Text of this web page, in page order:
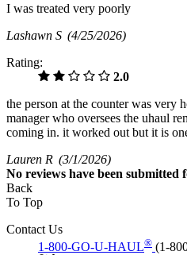
I was treated very poorly
Lashawn S (4/25/2026)
Rating:
2.0
the person at the counter was very
manager who oversees the uhaul
coming in. it worked out but it is
Lauren R (3/1/2026)
No reviews have been submitted
Back
To Top
Contact Us
1-800-GO-U-HAUL® (1-